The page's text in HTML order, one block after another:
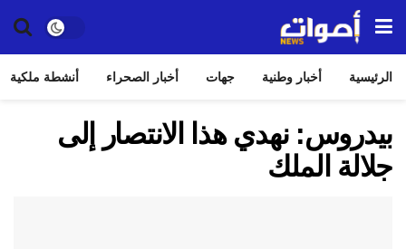
الرئيسية أخبار وطنية جهات أخبار الصحراء أنشطة ملكية
بيدروس: نهدي هذا الانتصار إلى
جلالة الملك